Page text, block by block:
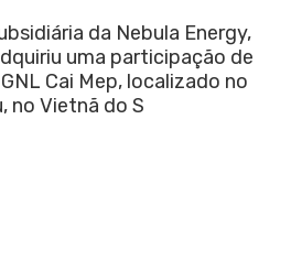
da Nebula Energy,
uma participação de
Cai Mep, localizado no
no Vietnã do S